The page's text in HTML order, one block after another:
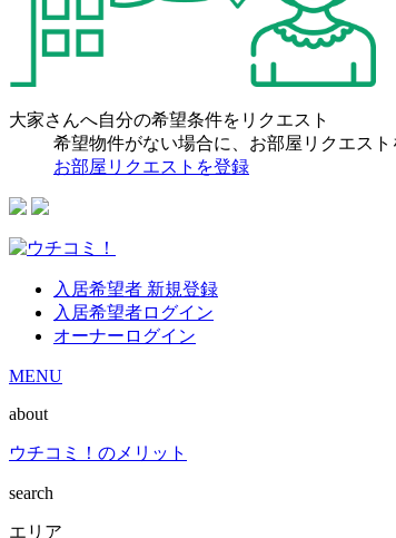
大家さんへ自分の希望条件をリクエスト
希望物件がない場合に、お部屋リクエス
お部屋リクエストを登録
入居希望者 新規登録
入居希望者ログイン
オーナーログイン
MENU
about
ウチコミ！のメリット
search
エリア